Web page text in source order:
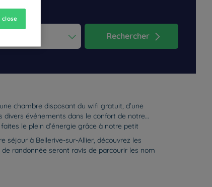
Rechercher
chambre disposant du wifi gratuit, d’une
divers événements dans le confort de notre
le plein d’énergie grâce à notre petit
séjour à Bellerive-sur-Allier, découvrez les
randonnée seront ravis de parcourir les nom
close